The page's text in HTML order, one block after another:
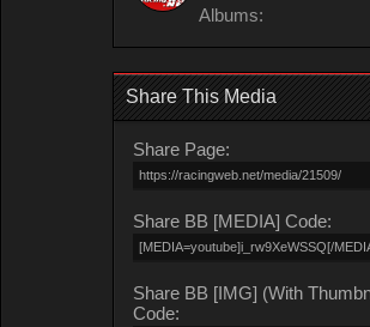
Albums:
Share This Media
Share Page:
Share BB [MEDIA] Code:
Share BB [IMG] (With
Code: